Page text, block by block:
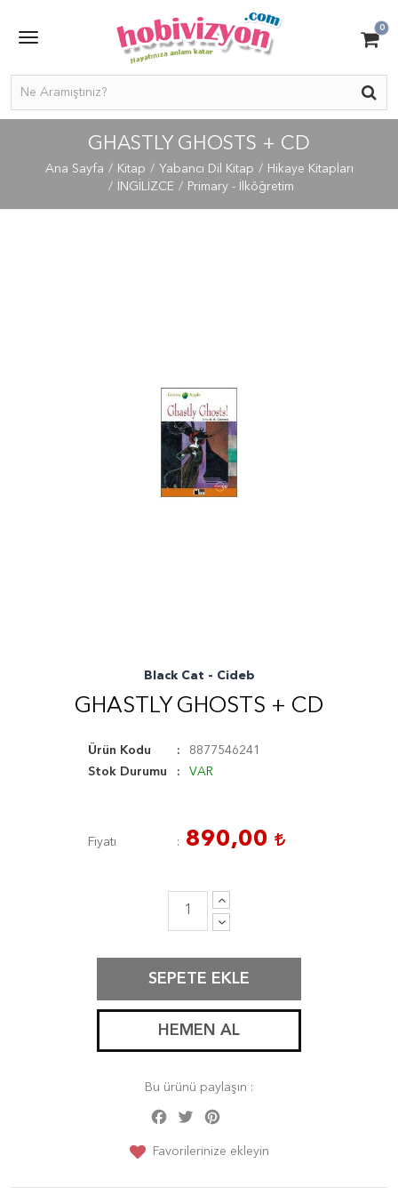
0
GHASTLY GHOSTS + CD
Ana Sayfa Kitap Yabancı Dil Kitap
Hikaye Kitapları
İNGİLİZCE
Primary - İlköğretim
Black Cat - Cideb
GHASTLY GHOSTS + CD
Ürün Kodu
8877546241
Stok Durumu
VAR
Fiyatı 890,00
SEPETE EKLE
HEMEN AL
Bu ürünü paylaşın :
Facebook
Twitter
Favorilerinize ekleyin